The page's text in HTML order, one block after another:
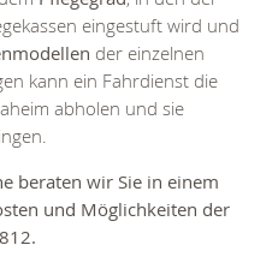
eingestuft wird und
der einzelnen
kann ein Fahrdienst die
abholen und sie
beraten wir Sie in einem
und Möglichkeiten der